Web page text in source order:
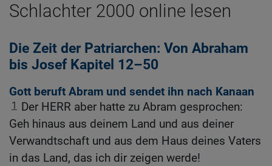
Schlachter 2000 online lesen
Die Zeit der Patriarchen: Von Abraham
bis Josef Kapitel 12–50
Gott beruft Abram und sendet ihn nach Kanaan
1
Der HERR aber hatte zu Abram gesprochen:
Geh hinaus aus deinem Land und aus deiner
Verwandtschaft und aus dem Haus deines Vaters
in das Land, das ich dir zeigen werde!